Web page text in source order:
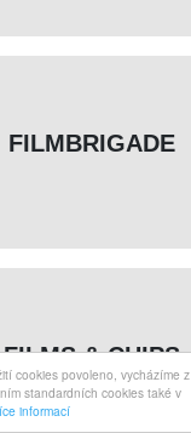
cookies povoleno, vycházíme z
standardních cookies také v
informací
FILMBRIGADE
FILMS & CHIPS